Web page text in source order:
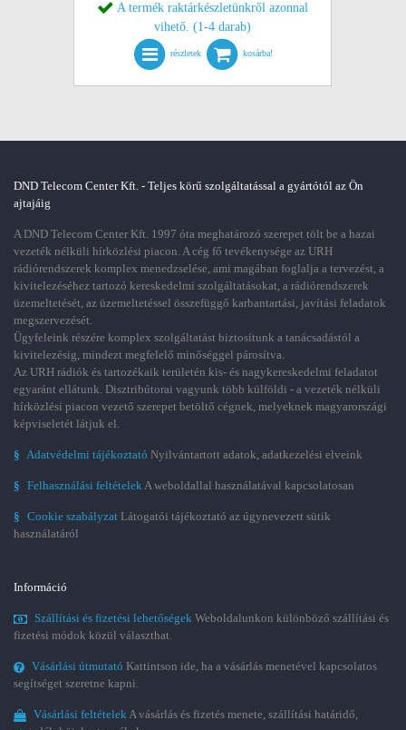
A termék raktárkészletünkről azonnal
vihető. (1-4 darab)
részletek kosárba!
DND Telecom Center Kft. - Teljes körű szolgáltatással a gyártótól az Ön
ajtajáig
A DND Telecom Center Kft. 1997 óta meghatározó szerepet tölt be a hazai
vezeték nélküli hírközlési piacon. A cég fő tevékenysége az URH
rádiórendszerek komplex menedzselése, ami magában foglalja a tervezést, a
kivitelezéséhez tartozó kereskedelmi szolgáltatásokat, a rádiórendszerek
üzemeltetését, az üzemeltetéssel összefüggő karbantartási, javítási feladatok
megszervezését.
Ügyfeleink részére komplex szolgáltatást biztosítunk a tanácsadástól a
kivitelezésig, mindezt megfelelő minőséggel párosítva.
Az URH rádiók és tartozékaik területén kis- és nagykereskedelmi feladatot
egyaránt ellátunk. Disztribútorai vagyunk több külföldi - a vezeték nélküli
hírközlési piacon vezető szerepet betöltő cégnek, melyeknek magyarországi
képviseletét látjuk el.
§ Adatvédelmi tájékoztató Nyilvántartott adatok, adatkezelési elveink
§ Felhasználási feltételekA weboldallal használatával kapcsolatosan
§ Cookie szabályzat Látogatói tájékoztató az úgynevezett sütik
használatáról
Információ
Szállítási és fizetési lehetőségek Weboldalunkon különböző szállítási és
fizetési módok közül választhat.
Vásárlási útmutató Kattintson ide, ha a vásárlás menetével kapcsolatos
segítséget szeretne kapni.
Vásárlási feltételekA vásárlás és fizetés menete, szállítási határidő,